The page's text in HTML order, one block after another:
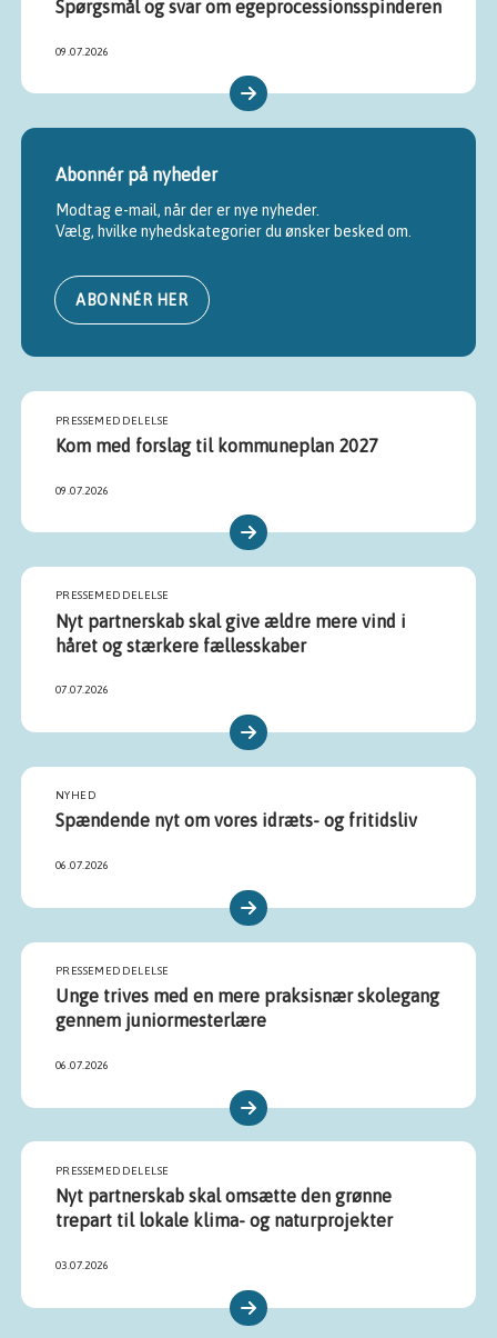
Abonnér på nyheder
Modtag e-mail, når der er nye nyheder.
Vælg, hvilke nyhedskategorier du ønsker besked om.
ABONNÉR HER
Spørgsmål og svar om egeprocessionsspinderen
09.07.2026
PRESSEMEDDELELSE
Kom med forslag til kommuneplan 2027
09.07.2026
PRESSEMEDDELELSE
Nyt partnerskab skal give ældre mere vind i
håret og stærkere fællesskaber
07.07.2026
NYHED
Spændende nyt om vores idræts- og fritidsliv
06.07.2026
PRESSEMEDDELELSE
Unge trives med en mere praksisnær skolegang
gennem juniormesterlære
06.07.2026
PRESSEMEDDELELSE
Nyt partnerskab skal omsætte den grønne
trepart til lokale klima- og naturprojekter
03.07.2026